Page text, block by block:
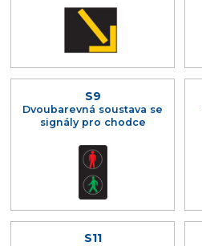
S9
Dvoubarevná soustava se
signály pro chodce
S11